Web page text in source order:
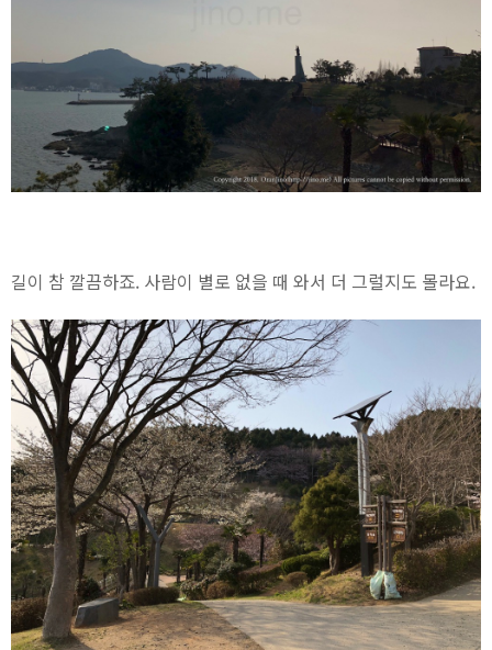
길이 참 깔끔하죠. 사람이 별로 없을 때 와서 더 그럴지도 몰라요.